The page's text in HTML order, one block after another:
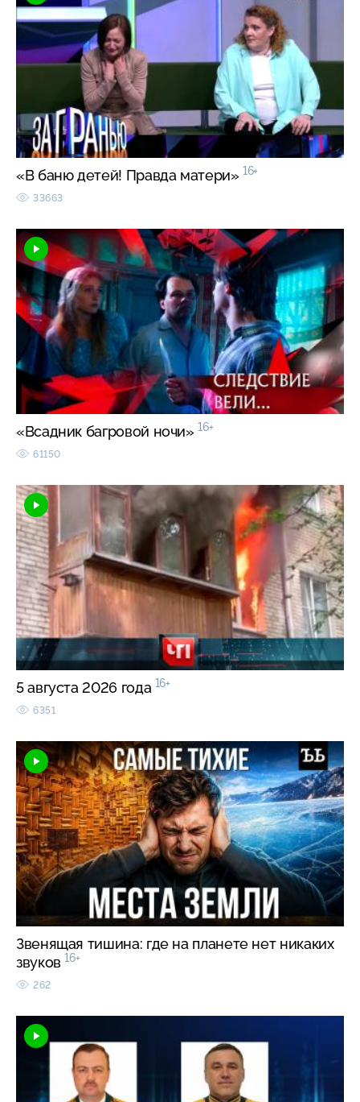
«В баню детей! Правда матери» 16+
33663
«Всадник багровой ночи» 16+
61150
5 августа 2026 года 16+
6351
Звенящая тишина: где на планете нет никаких
звуков 16+
262